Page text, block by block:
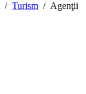
/ Turism / Agenţii